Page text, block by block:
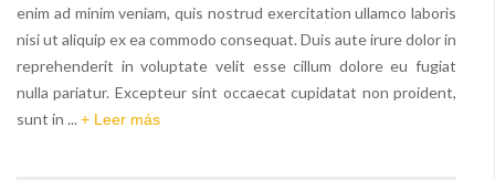
enim ad minim veniam, quis nostrud exercitation ullamco laboris
nisi ut aliquip ex ea commodo consequat. Duis aute irure dolor in
reprehenderit in voluptate velit esse cillum dolore eu fugiat
nulla pariatur. Excepteur sint occaecat cupidatat non proident,
sunt in ...+ Leer más